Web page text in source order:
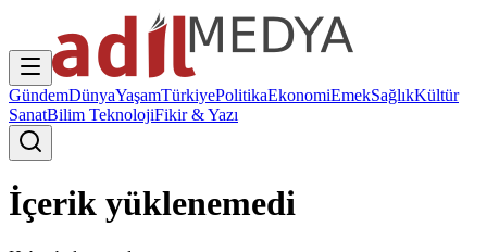
GündemDünyaYaşamTürkiyePolitikaEkonomiEmekSağlıkKültür
SanatBilim TeknolojiFikir & Yazı
İçerik yüklenemedi